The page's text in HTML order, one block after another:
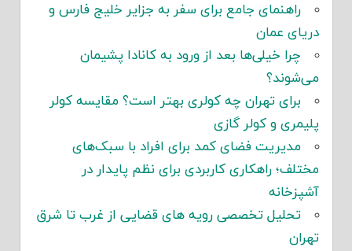
راهنمای جامع برای سفر به جزایر خلیج فارس و
دریای عمان
چرا خیلی‌ها بعد از ورود به کانادا پشیمان
می‌شوند؟
برای تهران چه کولری بهتر است؟ مقایسه کولر
پلیمری و کولر گازی
مدیریت فضای کمد برای افراد با سبک‌های
مختلف؛ راهکاری کاربردی برای نظم پایدار در
آشپزخانه
تحلیل تخصصی رویه های قضایی از غرب تا شرق
تهران